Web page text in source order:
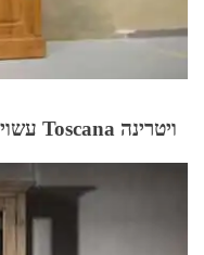
ויטרינה Toscana עשויה עץ מלא